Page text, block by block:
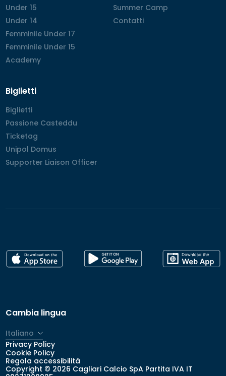
Under 15
Under 15
Under 14
Under 14
Femminile Under 17
Femminile Under 17
Femminile Under 15
Femminile Under 15
Academy
Academy
Summer Camp
Summer Camp
Contatti
Contatti
Biglietti
Biglietti
Biglietti
Passione Casteddu
Passione Casteddu
Ticketag
Ticketag
Unipol Domus
Unipol Domus
Supporter Liaison Officer
Supporter Liaison Officer
Cambia lingua
Italiano
English
Privacy Policy
Cookie Policy
Regola accessibilità
Copyright © 2026 Cagliari Calcio SpA Partita IVA IT